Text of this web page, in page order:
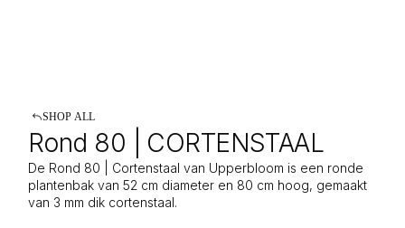
SHOP ALL
Rond 80 | CORTENSTAAL
De Rond 80 | Cortenstaal van Upperbloom is een ronde
plantenbak van 52 cm diameter en 80 cm hoog, gemaakt
van 3 mm dik cortenstaal.